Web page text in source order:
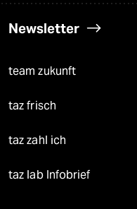
Newsletter
team zukunft
taz frisch
taz zahl ich
taz lab Infobrief